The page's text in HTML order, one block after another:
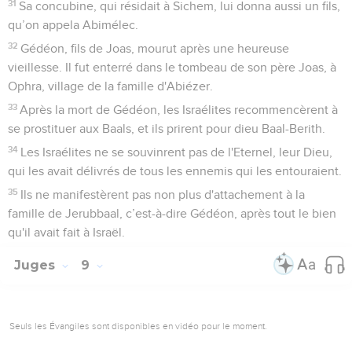
31 Sa concubine, qui résidait à Sichem, lui donna aussi un fils,
qu’on appela Abimélec.
32 Gédéon, fils de Joas, mourut après une heureuse
vieillesse. Il fut enterré dans le tombeau de son père Joas, à
Ophra, village de la famille d'Abiézer.
33 Après la mort de Gédéon, les Israélites recommencèrent à
se prostituer aux Baals, et ils prirent pour dieu Baal-Berith.
34 Les Israélites ne se souvinrent pas de l'Eternel, leur Dieu,
qui les avait délivrés de tous les ennemis qui les entouraient.
35 Ils ne manifestèrent pas non plus d'attachement à la
famille de Jerubbaal, c’est-à-dire Gédéon, après tout le bien
qu'il avait fait à Israël.
Juges 9
Seuls les Évangiles sont disponibles en vidéo pour le moment.